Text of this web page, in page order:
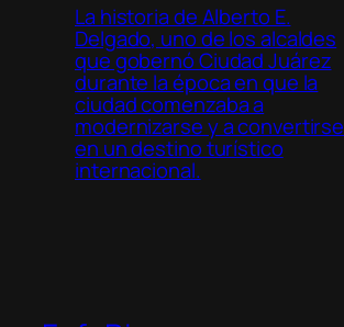
La historia de Alberto E.
Delgado, uno de los alcaldes
que gobernó Ciudad Juárez
durante la época en que la
ciudad comenzaba a
modernizarse y a convertirse
en un destino turístico
internacional.